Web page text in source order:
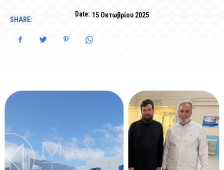
Date: 15 Οκτωβρίου 2025
SHARE: